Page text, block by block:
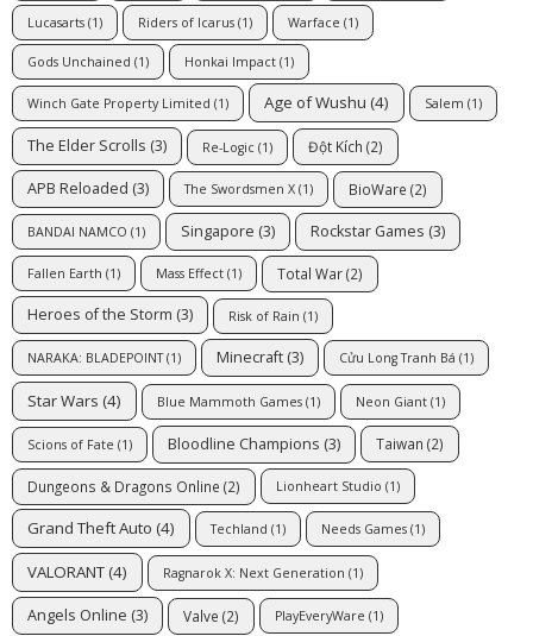
Lucasarts (1) Riders of Icarus (1) Warface (1)
Gods Unchained (1) Honkai Impact (1)
Winch Gate Property Limited (1) Age of Wushu (4) Salem (1)
The Elder Scrolls (3) Re-Logic (1) Đột Kích (2)
APB Reloaded (3) The Swordsmen X (1) BioWare (2)
BANDAI NAMCO (1) Singapore (3) Rockstar Games (3)
Fallen Earth (1) Mass Effect (1) Total War(2)
Heroes of the Storm (3) Risk of Rain (1)
NARAKA: BLADEPOINT(1) Minecraft (3) Cửu Long Tranh Bá (1)
Star Wars (4) Blue Mammoth Games (1) Neon Giant (1)
Scions of Fate (1) Bloodline Champions (3) Taiwan (2)
Dungeons & Dragons Online (2) Lionheart Studio (1)
Grand Theft Auto (4) Techland (1) Needs Games (1)
VALORANT (4) Ragnarok X: Next Generation (1)
Angels Online (3) Valve (2) PlayEveryWare (1)